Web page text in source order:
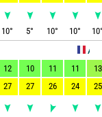
AROME HD
10° 5° 10° 10° 10
12 10 11 11
13
27 27 26 24 25